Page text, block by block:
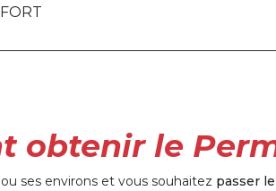
obtenir le
ses environs et vous souhaitez passer